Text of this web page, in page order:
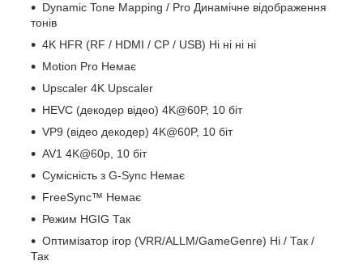
Dynamic Tone Mapping / Pro Динамічне відображення
тонів
4K HFR (RF / HDMI / CP / USB) Ні ні ні ні
Motion Pro Немає
Upscaler 4K Upscaler
HEVC (декодер відео) 4K@60P, 10 біт
VP9 (відео декодер) 4K@60P, 10 біт
AV1 4K@60p, 10 біт
Сумісність з G-Sync Немає
FreeSync™ Немає
Режим HGIG Так
Оптимізатор ігор (VRR/ALLM/GameGenre) Ні / Так /
Так